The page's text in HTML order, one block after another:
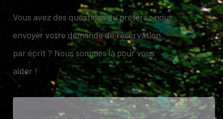
Vous avez des questions ou préférez nous
envoyer votre demande de réservation
par écrit ? Nous sommes là pour vous
aider !